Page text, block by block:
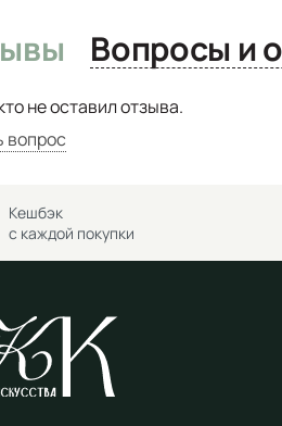
не оставил отзыва.
вопрос
Кешбэк
с каждой покупки